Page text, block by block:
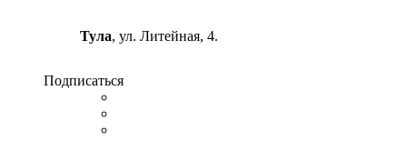
Тула, ул. Литейная, 4.
Подписаться